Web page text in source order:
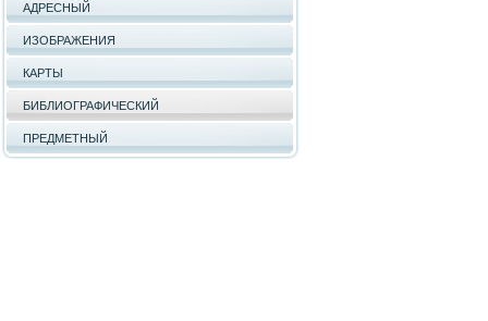
АДРЕСНЫЙ
ИЗОБРАЖЕНИЯ
КАРТЫ
БИБЛИОГРАФИЧЕСКИЙ
ПРЕДМЕТНЫЙ